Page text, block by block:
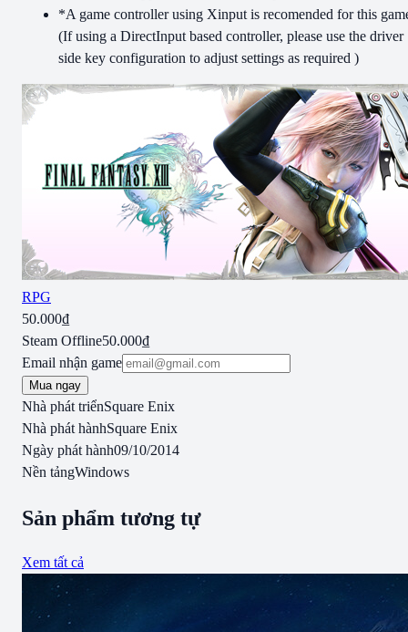
*A game controller using Xinput is recomended for this
(If using a DirectInput based controller, please use the driver
side key configuration to adjust settings as required )
RPG
50.000₫
Steam Offline50.000₫
Email nhận game
Mua ngay
Nhà phát triểnSquare Enix
Nhà phát hànhSquare Enix
Ngày phát hành09/10/2014
Nền tảngWindows
Sản phẩm tương tự
Xem tất cả